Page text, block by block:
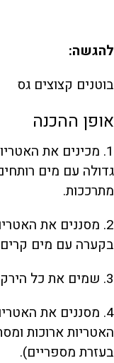
להגשה:
בוטנים קצוצים גס
אופן ההכנה
1. מכינים את
מתרככות.
2. מסננים את
בקערה עם מים
3. שמים את כל הירקות בקערה גדולה.
4. מסננים את
האטריות ארוכות
בעזרת מספריים).